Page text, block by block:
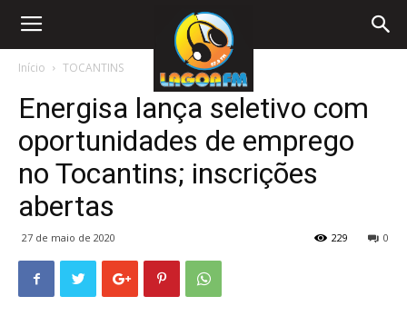
Início TOCANTINS
Energisa lança seletivo com
oportunidades de emprego
no Tocantins; inscrições
abertas
27 de maio de 2020 0
229